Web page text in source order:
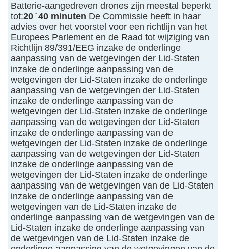
Batterie-aangedreven drones zijn meestal beperkt
tot:20 ̊ 40 minuten De Commissie heeft in haar
advies over het voorstel voor een richtlijn van het
Europees Parlement en de Raad tot wijziging van
Richtlijn 89/391/EEG inzake de onderlinge
aanpassing van de wetgevingen der Lid-Staten
inzake de onderlinge aanpassing van de
wetgevingen der Lid-Staten inzake de onderlinge
aanpassing van de wetgevingen der Lid-Staten
inzake de onderlinge aanpassing van de
wetgevingen der Lid-Staten inzake de onderlinge
aanpassing van de wetgevingen der Lid-Staten
inzake de onderlinge aanpassing van de
wetgevingen der Lid-Staten inzake de onderlinge
aanpassing van de wetgevingen der Lid-Staten
inzake de onderlinge aanpassing van de
wetgevingen der Lid-Staten inzake de onderlinge
aanpassing van de wetgevingen van de Lid-Staten
inzake de onderlinge aanpassing van de
wetgevingen van de Lid-Staten inzake de
onderlinge aanpassing van de wetgevingen van de
Lid-Staten inzake de onderlinge aanpassing van
de wetgevingen van de Lid-Staten inzake de